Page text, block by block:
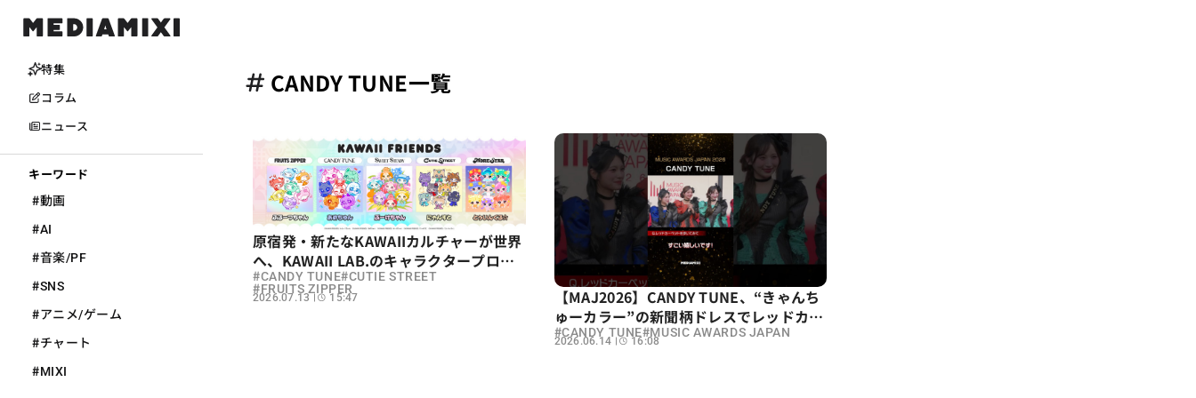
特集
コラム
ニュース
キーワード
#動画
#AI
#音楽/PF
#SNS
#アニメ/ゲーム
#チャート
#MIXI
CANDY TUNE一覧
原宿発・新たなKAWAIIカルチャーが世界
へ、KAWAII LAB.のキャラクタープロジ
ェクト「KAWAII FRIENDS」始動
#CANDY TUNE#CUTIE STREET
#FRUITS ZIPPER
2026.07.13 15:47
【MAJ2026】CANDY TUNE、“きゃんち
ゅーカラー”の新聞柄ドレスでレッドカー
ペットに登場！近藤春菜が直撃
#CANDY TUNE#MUSIC AWARDS JAPAN
2026.06.14 16:08